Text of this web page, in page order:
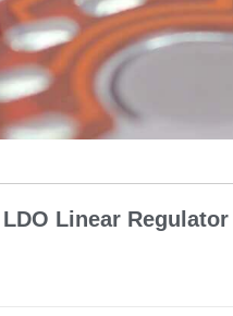
Linear Regulator
面面面面 面 面 面 面 面